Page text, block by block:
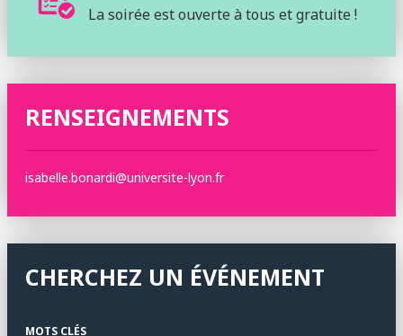
La soirée est ouverte à tous et gratuite !
RENSEIGNEMENTS
isabelle.bonardi@universite-lyon.fr
CHERCHEZ UN ÉVÉNEMENT
MOTS CLÉS